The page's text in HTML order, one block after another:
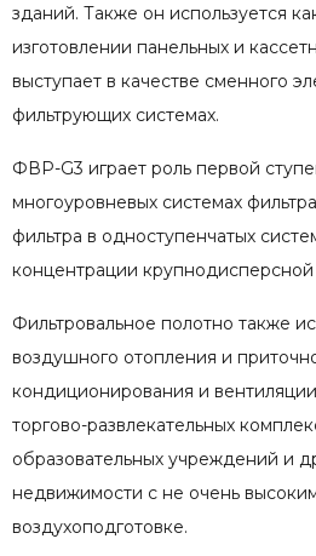
зданий. Также он используется
изготовлении панельных и
выступает в качестве сменного
фильтрующих системах.
ФВР-G3 играет роль первой
многоуровневых системах
фильтра в одноступенчатых
концентрации
Фильтровальное полотно также
воздушного отопления и
кондиционирования и
торгово-развлекательных
образовательных учреждений и
недвижимости с не очень
воздухоподготовке.